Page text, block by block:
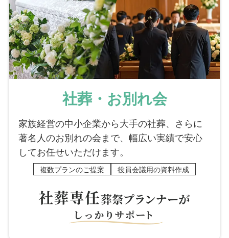
社葬・お別れ会
家族経営の中小企業から大手の社葬、さらに
著名人のお別れの会まで、幅広い実績で安心
してお任せいただけます。
複数プランのご提案 役員会議用の資料作成